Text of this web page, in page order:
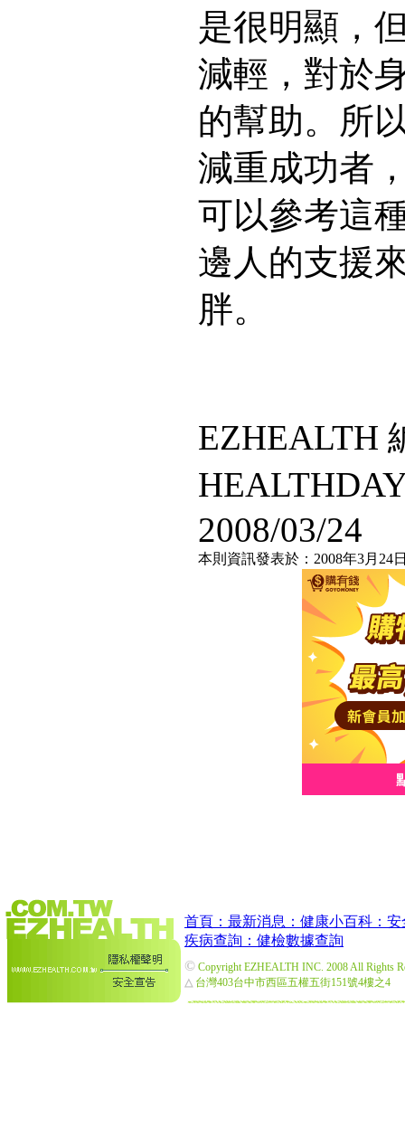
是很明顯，
減輕，對於
的幫助。所
減重成功者
可以參考這
邊人的支援
胖。
EZHEALTH
2008/03/24
本則資訊發表於：2008年3月24
首頁： 最新消息： 健康小百科： 安
疾病查詢： 健檢數據查詢
© Copyright EZHEALTH INC. 2008 All Rights
△ 台灣403台中市西區五權五街151號4樓之4